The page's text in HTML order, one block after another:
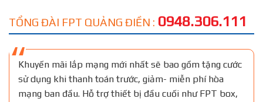
TỔNG ĐÀI FPT QUẢNG ĐIỀN : 0948.306.111
Khuyến mãi lắp mạng mới nhất sẽ bao gồm tặng cước
sử dụng khi thanh toán trước, giảm- miễn phí hòa
mạng ban đầu. Hỗ trợ thiết bị đầu cuối như FPT box,